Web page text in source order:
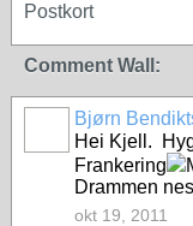
Postkort
Comment Wall:
Bjørn
Hei Kjell.
Frankering
Drammen
okt 19, 2011